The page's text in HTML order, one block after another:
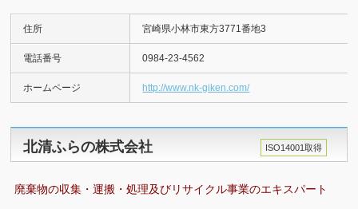
住所 宮崎県小林市東方3771番地3
電話番号 0984-23-4562
ホームページ http://www.nk-giken.com/
北清ふらの株式会社 ISO14001取得
廃棄物の収集・運搬・処理及びリサイクル事業のエキスパート